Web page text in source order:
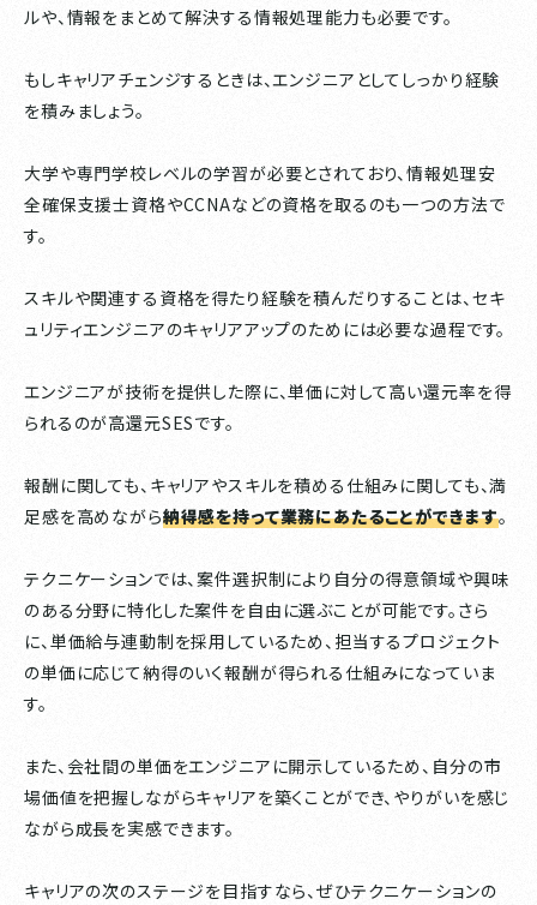
ルや、情報をまとめて解決する情報処理能力も必要です。
もしキャリアチェンジするときは、エンジニアとしてしっかり経験
を積みましょう。
大学や専門学校レベルの学習が必要とされており、情報処理安
全確保支援士資格やCCNAなどの資格を取るのも一つの方法で
す。
スキルや関連する資格を得たり経験を積んだりすることは、セキ
ュリティエンジニアのキャリアアップのためには必要な過程です。
エンジニアが技術を提供した際に、単価に対して高い還元率を得
られるのが高還元SESです。
報酬に関しても、キャリアやスキルを積める仕組みに関しても、満
足感を高めながら納得感を持って業務にあたることができます。
テクニケーションでは、案件選択制により自分の得意領域や興味
のある分野に特化した案件を自由に選ぶことが可能です。さら
に、単価給与連動制を採用しているため、担当するプロジェクト
の単価に応じて納得のいく報酬が得られる仕組みになっていま
す。
また、会社間の単価をエンジニアに開示しているため、自分の市
場価値を把握しながらキャリアを築くことができ、やりがいを感じ
ながら成長を実感できます。
キャリアの次のステージを目指すなら、ぜひテクニケーションの